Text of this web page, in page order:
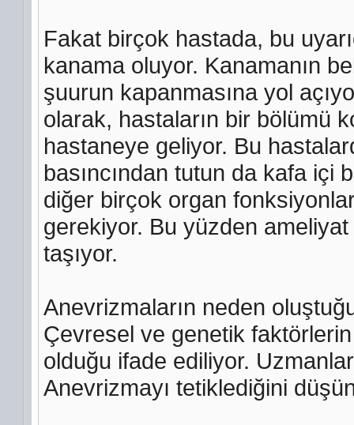
Fakat birçok hastada, bu
kanama oluyor. Kanamanın
şuurun kapanmasına yol
olarak, hastaların bir bölümü
hastaneye geliyor. Bu
basıncından tutun da kafa içi
diğer birçok organ
gerekiyor. Bu yüzden
taşıyor.
Anevrizmaların neden
Çevresel ve genetik
olduğu ifade ediliyor.
Anevrizmayı tetiklediğini